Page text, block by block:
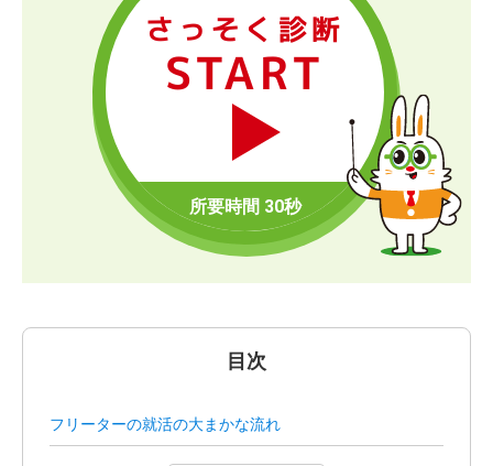
さっそく診断
START
目次
フリーターの就活の大まかな流れ